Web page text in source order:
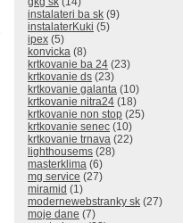
instalateri ba sk (9)
instalaterKuki (5)
ipex (5)
konvicka (8)
krtkovanie ba 24 (23)
krtkovanie ds (23)
krtkovanie galanta (10)
krtkovanie nitra24 (18)
krtkovanie non stop (25)
krtkovanie senec (10)
krtkovanie trnava (22)
lighthousems (28)
masterklima (6)
mg service (27)
miramid (1)
modernewebstranky sk (27)
moje dane (7)